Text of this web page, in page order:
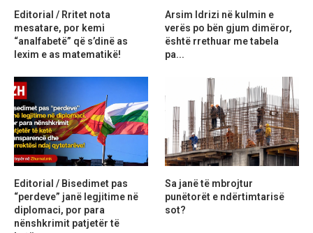
Editorial / Rritet nota
mesatare, por kemi
“analfabetë” që s’dinë as
lexim e as matematikë!
Arsim Idrizi në kulmin e
verës po bën gjum dimëror,
është rrethuar me tabela
pa...
Editorial / Bisedimet pas
“perdeve” janë legjitime në
diplomaci, por para
nënshkrimit patjetër të
Sa janë të mbrojtur
punëtorët e ndërtimtarisë
sot?